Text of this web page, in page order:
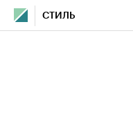
СТИЛЬ